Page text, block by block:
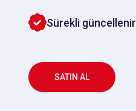
Sürekli güncellenir
SATIN AL